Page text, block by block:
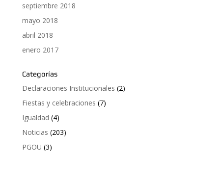
septiembre 2018
mayo 2018
abril 2018
enero 2017
Categorías
Declaraciones Institucionales (2)
Fiestas y celebraciones (7)
Igualdad (4)
Noticias (203)
PGOU (3)